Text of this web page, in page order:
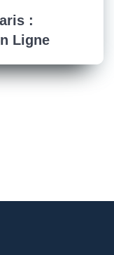
:
Ligne